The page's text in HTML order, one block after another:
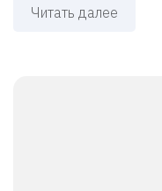
Читать далее